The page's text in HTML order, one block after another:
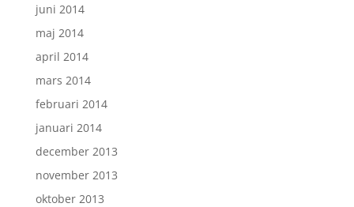
juni 2014
maj 2014
april 2014
mars 2014
februari 2014
januari 2014
december 2013
november 2013
oktober 2013